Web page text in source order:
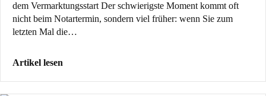
dem Vermarktungsstart Der schwierigste Moment kommt oft
nicht beim Notartermin, sondern viel früher: wenn Sie zum
letzten Mal die…
Artikel lesen